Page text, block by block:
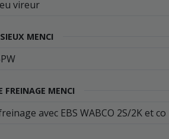
MENCI
FREINAGE MENCI